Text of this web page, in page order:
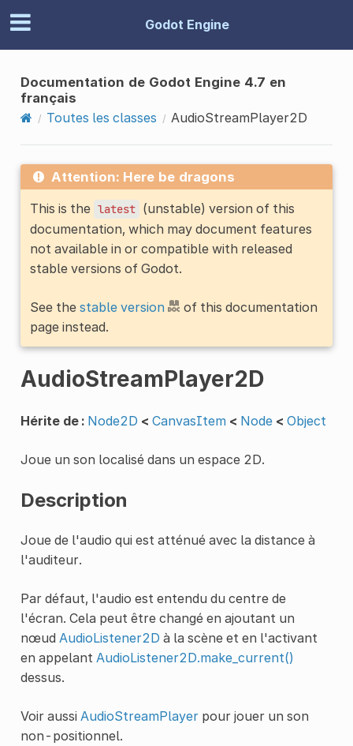
Godot Engine
Documentation de Godot Engine 4.7 en
français
Toutes les classes
AudioStreamPlayer2D
Attention: Here be dragons
This is the latest (unstable) version of this
documentation, which may document features
not available in or compatible with released
stable versions of Godot.
See the stable version
of this documentation
page instead.
AudioStreamPlayer2D
Hérite de : Node2D < CanvasItem < Node < Object
Joue un son localisé dans un espace 2D.
Description
Joue de l'audio qui est atténué avec la distance à
l'auditeur.
Par défaut, l'audio est entendu du centre de
l'écran. Cela peut être changé en ajoutant un
nœud AudioListener2D à la scène et en l'activant
en appelant AudioListener2D.make_current()
dessus.
Voir aussi AudioStreamPlayerpour jouer un son
non-positionnel.